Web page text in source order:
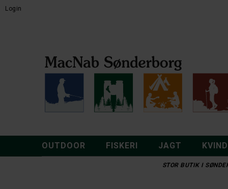
Login
OUTDOOR FISKERI JAGT
STOR BUTIK I